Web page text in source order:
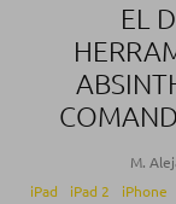
EL
M.
iPad
iPad 2 iPhone